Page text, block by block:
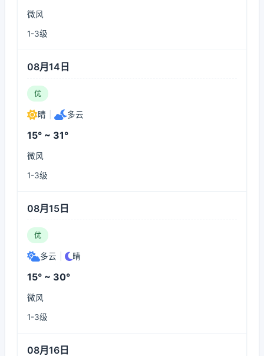
微风
1-3级
08月14日
优
晴 多云
15° ~ 31°
微风
1-3级
08月15日
优
多云 晴
15° ~ 30°
微风
1-3级
08月16日